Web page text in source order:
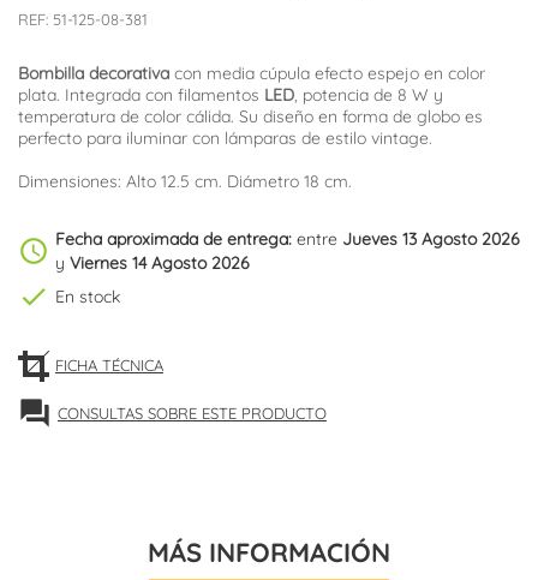
REF: 51-125-08-381
Bombilla decorativa con media cúpula efecto espejo en color
plata. Integrada con filamentos LED, potencia de 8 W y
temperatura de color cálida. Su diseño en forma de globo es
perfecto para iluminar con lámparas de estilo vintage.
Dimensiones: Alto 12.5 cm. Diámetro 18 cm.
schedule Fecha aproximada de entrega: entre Jueves 13 Agosto 2026
y Viernes 14 Agosto 2026
check En stock
FICHA TÉCNICA
forum CONSULTAS SOBRE ESTE PRODUCTO
MÁS INFORMACIÓN